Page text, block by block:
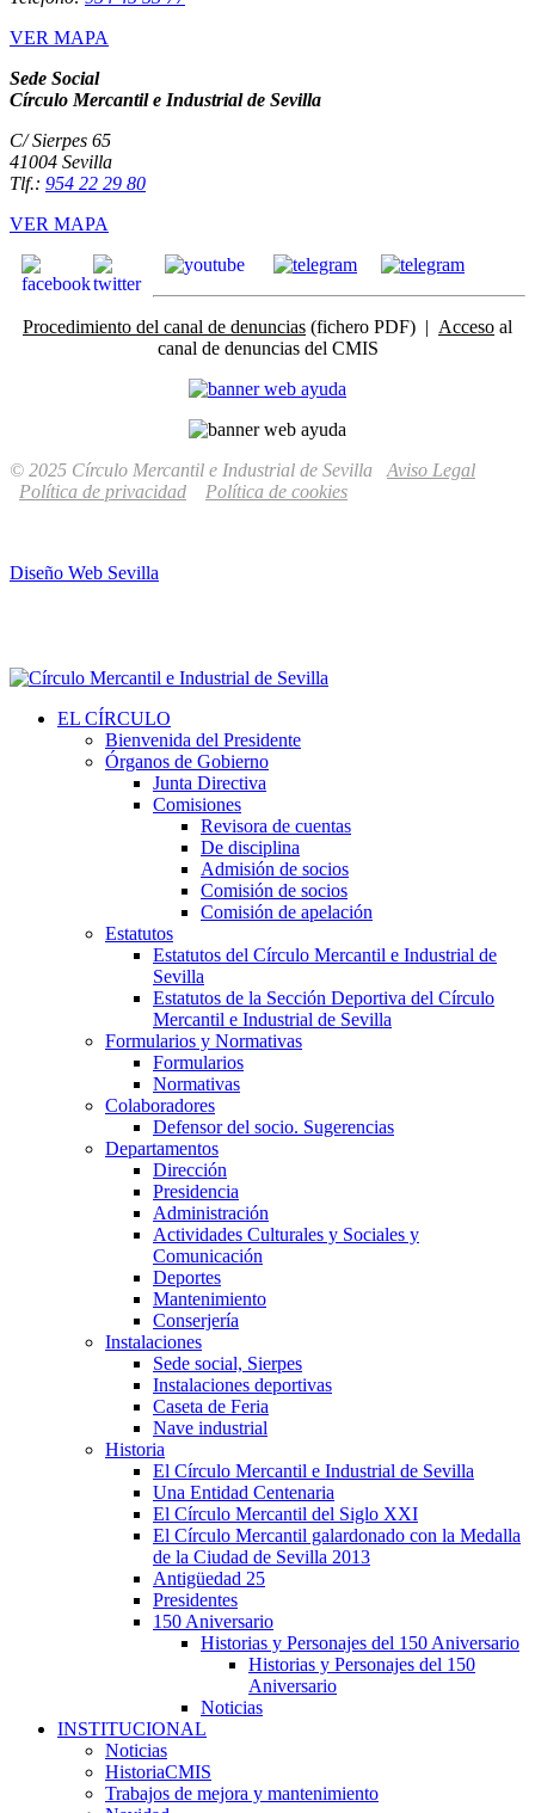
VER MAPA
Sede Social
Círculo Mercantil e Industrial de Sevilla
C/ Sierpes 65
41004 Sevilla
Tlf.: 954 22 29 80
VER MAPA
Procedimiento del canal de denuncias (fichero PDF) | Acceso al
canal de denuncias del CMIS
© 2025 Círculo Mercantil e Industrial de Sevilla Aviso Legal
Política de privacidad
Política de cookies
Diseño Web Sevilla
EL CÍRCULO
Bienvenida del Presidente
Órganos de Gobierno
Junta Directiva
Comisiones
Revisora de cuentas
De disciplina
Admisión de socios
Comisión de socios
Comisión de apelación
Estatutos
Estatutos del Círculo Mercantil e Industrial de
Sevilla
Estatutos de la Sección Deportiva del Círculo
Mercantil e Industrial de Sevilla
Formularios y Normativas
Formularios
Normativas
Colaboradores
Defensor del socio. Sugerencias
Departamentos
Dirección
Presidencia
Administración
Actividades Culturales y Sociales y
Comunicación
Deportes
Mantenimiento
Conserjería
Instalaciones
Sede social, Sierpes
Instalaciones deportivas
Caseta de Feria
Nave industrial
Historia
El Círculo Mercantil e Industrial de Sevilla
Una Entidad Centenaria
El Círculo Mercantil del Siglo XXI
El Círculo Mercantil galardonado con la Medalla
de la Ciudad de Sevilla 2013
Antigüedad 25
Presidentes
150 Aniversario
Historias y Personajes del 150 Aniversario
Historias y Personajes del 150
Aniversario
Noticias
INSTITUCIONAL
Noticias
HistoriaCMIS
Trabajos de mejora y mantenimiento